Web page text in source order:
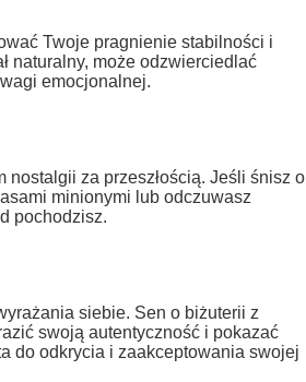
Twoje pragnienie stabilności i
naturalny, może odzwierciedlać
emocjonalnej.
za przeszłością. Jeśli śnisz o
minionymi lub odczuwasz
pochodzisz.
siebie. Sen o biżuterii z
swoją autentyczność i pokazać
do odkrycia i zaakceptowania swojej